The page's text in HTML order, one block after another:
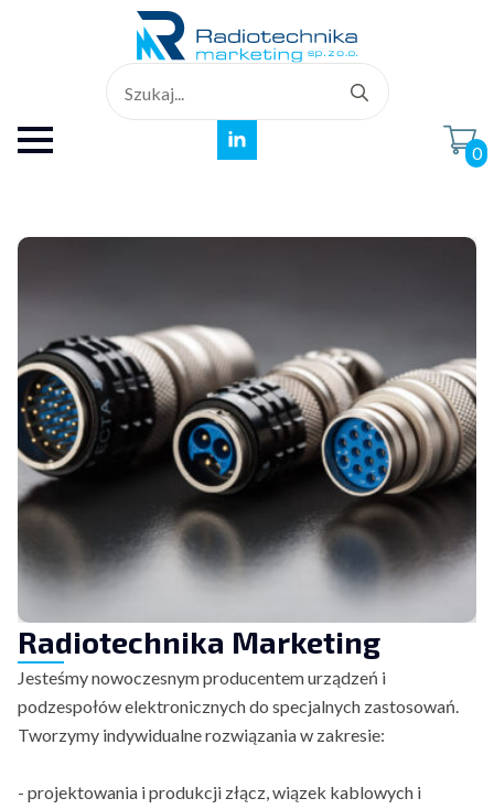
for:
0
Radiotechnika Marketing
Jesteśmy nowoczesnym producentem urządzeń i
podzespołów elektronicznych do specjalnych zastosowań.
Tworzymy indywidualne rozwiązania w zakresie:
- projektowania i produkcji złącz, wiązek kablowych i